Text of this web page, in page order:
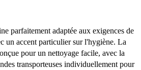
parfaitement adaptée aux exigences de
un accent particulier sur l'hygiène. La
pour un nettoyage facile, avec la
transporteuses individuellement pour